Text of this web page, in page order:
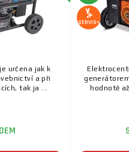
určena jak k
a při
tak ja ...
SERVIS+
hodnotě